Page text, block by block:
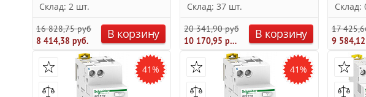
Склад: 2 шт.
16 828,75 руб.
8 414,38 руб.
В корзину
Склад: 37 шт.
20 341,90 руб.
10 170,95 руб.
В корзину
Склад:
17
9
41% 41%